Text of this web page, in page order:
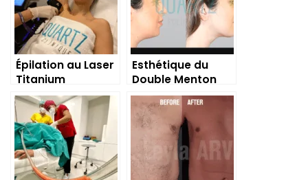
Épilation au Laser
Titanium
Esthétique du
Double Menton